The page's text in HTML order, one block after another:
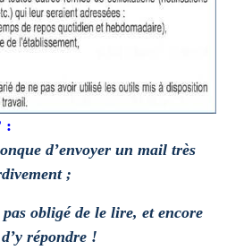
:
d’envoyer un mail très
;
obligé de le lire, et encore
répondre !